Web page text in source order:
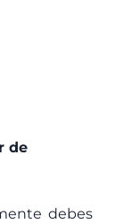
de
debes